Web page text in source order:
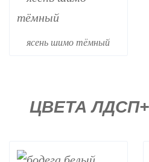
ясень шимо тёмный
ЦВЕТА